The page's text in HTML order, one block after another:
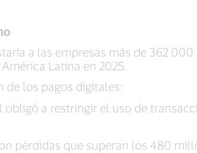
a las empresas más de 362
Latina en 2025.
de los pagos digitales:
a restringir el uso de
pérdidas que superan los 480